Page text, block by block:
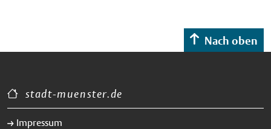
Nach oben
stadt-muenster.de
Impressum